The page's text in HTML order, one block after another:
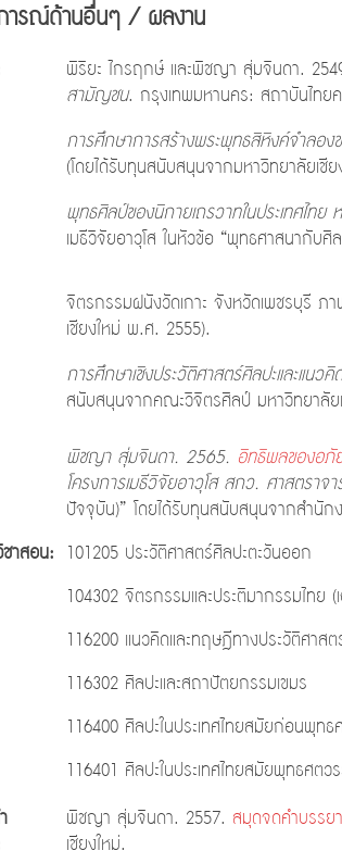
ารณ์ด้านอื่นๆ / ผลงาน
พิริยะ ไกรฤกษ์ และพิชญา สุ่มจินดา.
สามัญชน. กรุงเทพมหานคร: สถาบันไทย
การศึกษาการสร้างพระพุทธสิหิงค์จำลอง
(โดยได้รับทุนสนับสนุนจากมหาวิทยาลัยเชี
พุทธศิลป์ของนิกายเถรวาทในประเทศไ
เมธีวิจัยอาวุโส ในหัวข้อ “พุทธศาสนากั
จิตรกรรมฝนังวัดเกาะ จังหวัดเพชรบุรี
เชียงใหม่ พ.ศ. 2555).
การศึกษาเชิงประวัติศาสตร์ศิลปะและแน
สนับสนุนจากคณะวิจิตรศิลป์ มหาวิทยาลัย
พิชญา สุ่มจินดา. 2565. อิทธิพลของอภั
โครงการเมธีวิจัยอาวุโส สกว. ศาสตรา
ปัจจุบัน)” โดยได้รับทุนสนับสนุนจากสำนั
าสอน: 101205 ประวัติศาสตร์ศิลปะตะวันออก
104302 จิตรกรรมและประติมากรรมไทย (
116200 แนวคิดและทฤษฎีทางประวัติศาสต
116302 ศิลปะและสถาปัตยกรรมเขมร
116400 ศิลปะในประเทศไทยสมัยก่อนพุ
116401 ศิลปะในประเทศไ
พิชญา สุ่มจินดา. 2557. สมุดจดคำบรรย
เชียงใหม่.